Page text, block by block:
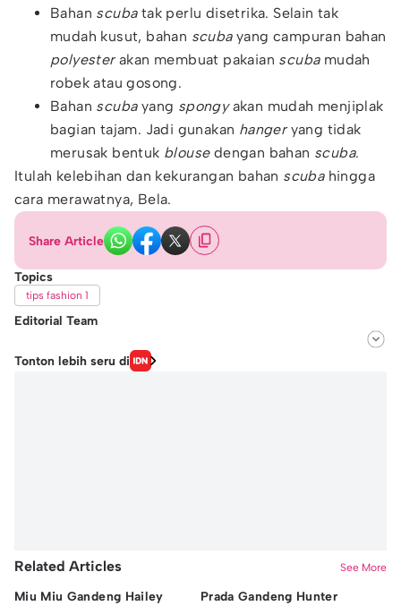
Bahan scuba tak perlu disetrika. Selain tak
mudah kusut, bahan scubayang campuran bahan
polyesterakan membuat pakaian scuba mudah
robek atau gosong.
Bahan scubayang spongyakan mudah menjiplak
bagian tajam. Jadi gunakan hangeryang tidak
merusak bentuk blousedengan bahan scuba.
Itulah kelebihan dan kekurangan bahan scuba hingga
cara merawatnya, Bela.
Share Article
Topics
tips fashion 1
Editorial Team
Editor
Michael Richards
Tonton lebih seru di
Related Articles See More
Miu Miu Gandeng Hailey
Prada Gandeng Hunter